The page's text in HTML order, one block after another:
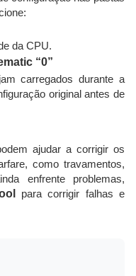
da CPU.
“0”
carregados durante a
original antes de
ajudar a corrigir os
como travamentos,
enfrente problemas,
para corrigir falhas e